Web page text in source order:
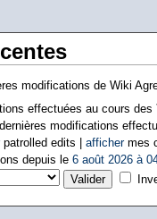
modifications de Wiki
effectuées au cours des
modifications
patrolled edits | affichermes
depuis le 6 août 2026 à